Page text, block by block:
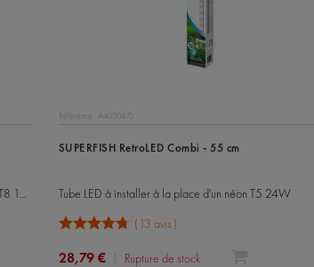
Tube LED à installer à la place d'un néon T5 24W ou T8 15W
Référence : A4020470
SUPERFISH RetroLED Combi - 55 cm
Tube LED à installer à la place d'un néon T5 24W
13 avis
28,79 € Rupture de stock